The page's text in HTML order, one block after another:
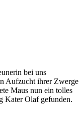
bei uns
Aufzucht ihrer Zwerge
Maus nun ein tolles
Kater Olaf gefunden.